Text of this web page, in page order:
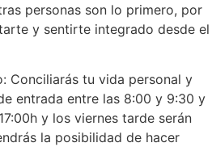
personas son lo primero, por
y sentirte integrado desde el
Conciliarás tu vida personal y
entrada entre las 8:00 y 9:30 y
y los viernes tarde serán
la posibilidad de hacer